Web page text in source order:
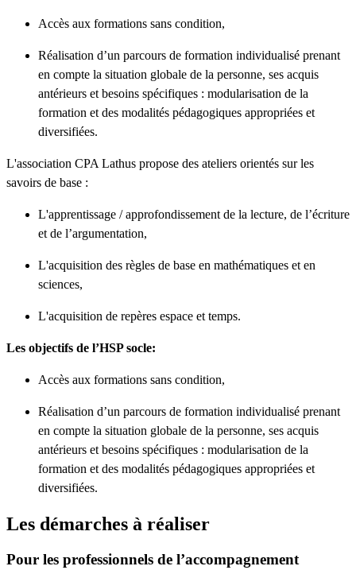
Accès aux formations sans condition,
Réalisation d’un parcours de formation individualisé prenant
en compte la situation globale de la personne, ses acquis
antérieurs et besoins spécifiques : modularisation de la
formation et des modalités pédagogiques appropriées et
diversifiées.
L'association CPA Lathus propose des ateliers orientés sur les
savoirs de base :
L'apprentissage / approfondissement de la lecture, de l’écriture
et de l’argumentation,
L'acquisition des règles de base en mathématiques et en
sciences,
L'acquisition de repères espace et temps.
Les objectifs de l’HSP socle:
Accès aux formations sans condition,
Réalisation d’un parcours de formation individualisé prenant
en compte la situation globale de la personne, ses acquis
antérieurs et besoins spécifiques : modularisation de la
formation et des modalités pédagogiques appropriées et
diversifiées.
Les démarches à réaliser
Pour les professionnels de l’accompagnement